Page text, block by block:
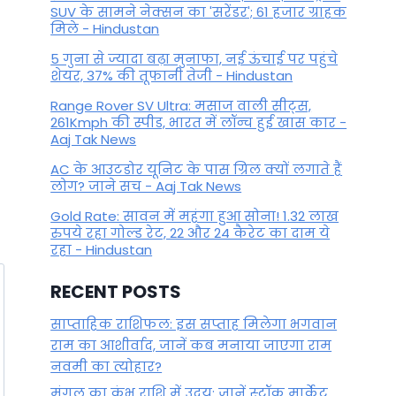
By February 8, 2023
SUV के सामने नेक्सन का 'सरेंडर'; 61 हजार ग्राहक
मिले - Hindustan
5 गुना से ज्यादा बढ़ा मुनाफा, नई ऊंचाई पर पहुंचे
शेयर, 37% की तूफानी तेजी - Hindustan
Range Rover SV Ultra: मसाज वाली सीट्स,
261Kmph की स्पीड, भारत में लॉन्च हुई खास कार -
Aaj Tak News
AC के आउटडोर यूनिट के पास ग्रिल क्यों लगाते हैं
लोग? जाने सच - Aaj Tak News
Gold Rate: सावन में महंगा हुआ सोना! 1.32 लाख
रुपये रहा गोल्ड रेट, 22 और 24 कैरेट का दाम ये
रहा - Hindustan
RECENT POSTS
साप्ताहिक राशिफल: इस सप्ताह मिलेगा भगवान
राम का आशीर्वाद, जानें कब मनाया जाएगा राम
नवमी का त्योहार?